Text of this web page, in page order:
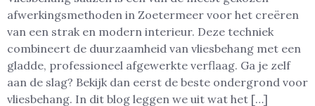
afwerkingsmethoden in Zoetermeer voor het creëren
van een strak en modern interieur. Deze techniek
combineert de duurzaamheid van vliesbehang met een
gladde, professioneel afgewerkte verflaag. Ga je zelf
aan de slag? Bekijk dan eerst de beste ondergrond voor
vliesbehang. In dit blog leggen we uit wat het […]